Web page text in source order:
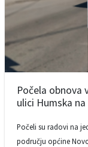
Počela obnova
ulici Humska na
Počeli su radovi na
području općine